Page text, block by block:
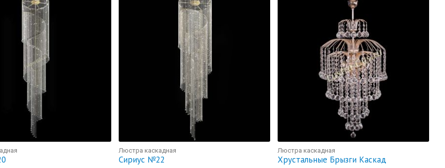
Люстра каскадная
Сириус №22
Люстра каскадная
Хрустальные Брызги Каскад